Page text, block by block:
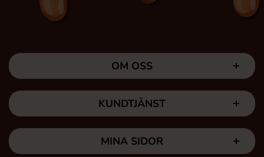
OM OSS
KUNDTJÄNST
MINA SIDOR